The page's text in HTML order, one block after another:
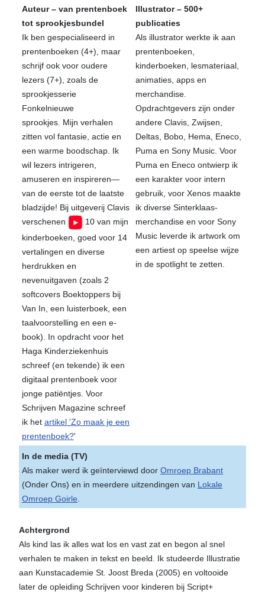
Auteur – van prentenboek
tot sprookjesbundel
Ik ben gespecialiseerd in
prentenboeken (4+), maar
schrijf ook voor oudere
lezers (7+), zoals de
sprookjesserie
Fonkelnieuwe
sprookjes. Mijn verhalen
zitten vol fantasie, actie en
een warme boodschap. Ik
wil lezers intrigeren,
amuseren en inspireren—
van de eerste tot de laatste
bladzijde! Bij uitgeverij Clavis
verschenen
10 van mijn
kinderboeken, goed voor 14
vertalingen en diverse
herdrukken en
nevenuitgaven (zoals 2
softcovers Boektoppers bij
Van In, een luisterboek, een
taalvoorstelling en een e-
book). In opdracht voor het
Haga Kinderziekenhuis
schreef (en tekende) ik een
digitaal prentenboek voor
jonge patiëntjes. Voor
Schrijven Magazine schreef
ik het artikel 'Zo maak je een
prentenboek?'
Illustrator – 500+
publicaties
Als illustrator werkte ik aan
prentenboeken,
kinderboeken, lesmateriaal,
animaties, apps en
merchandise.
Opdrachtgevers zijn onder
andere Clavis, Zwijsen,
Deltas, Bobo, Hema, Eneco,
Puma en Sony Music. Voor
Puma en Eneco ontwierp ik
een karakter voor intern
gebruik, voor Xenos maakte
ik diverse Sinterklaas-
merchandise en voor Sony
Music leverde ik artwork om
een artiest op speelse wijze
in de spotlight te zetten.
In de media (TV)
Als maker werd ik geïnterviewd door Omroep Brabant
(Onder Ons) en in meerdere uitzendingen van Lokale
Omroep Goirle
Achtergrond
Als kind las ik alles wat los en vast zat en begon al snel
verhalen te maken in tekst en beeld. Ik studeerde Illustratie
aan Kunstacademie St. Joost Breda (2005) en voltooide
later de opleiding Schrijven voor kinderen bij Script+